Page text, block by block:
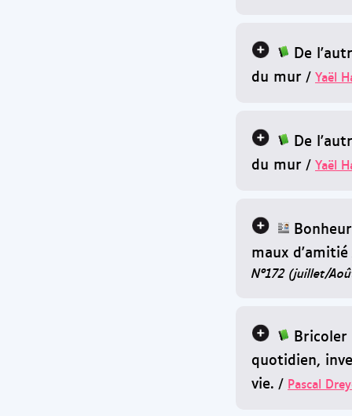
De
du mur / Yaël
De
du mur / Yaël
maux d'amitié
N°172 (juillet/
Bricoler
quotidien,
vie. / Pascal